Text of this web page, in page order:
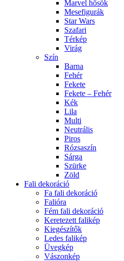
Marvel hősök
Mesefigurák
Star Wars
Szafari
Térkép
Virág
Szín
Barna
Fehér
Fekete
Fekete – Fehér
Kék
Lila
Multi
Neutrális
Piros
Rózsaszín
Sárga
Szürke
Zöld
Fali dekoráció
Fa fali dekoráció
Falióra
Fém fali dekoráció
Keretezett falikép
Kiegészítők
Ledes falikép
Üvegkép
Vászonkép